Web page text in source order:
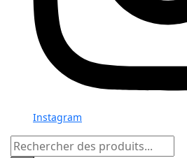
Instagram
Recherche